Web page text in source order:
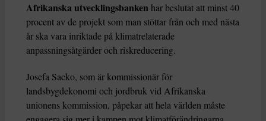
Afrikanska utvecklingsbanken har beslutat att minst 40
procent av de projekt som man stöttar från och med nästa
år ska vara inriktade på klimatrelaterade
anpassningsåtgärder och riskreducering.
Josefa Sacko, som är kommissionär för
landsbygdekonomi och jordbruk vid Afrikanska
unionens kommission, påpekar att hela världen måste